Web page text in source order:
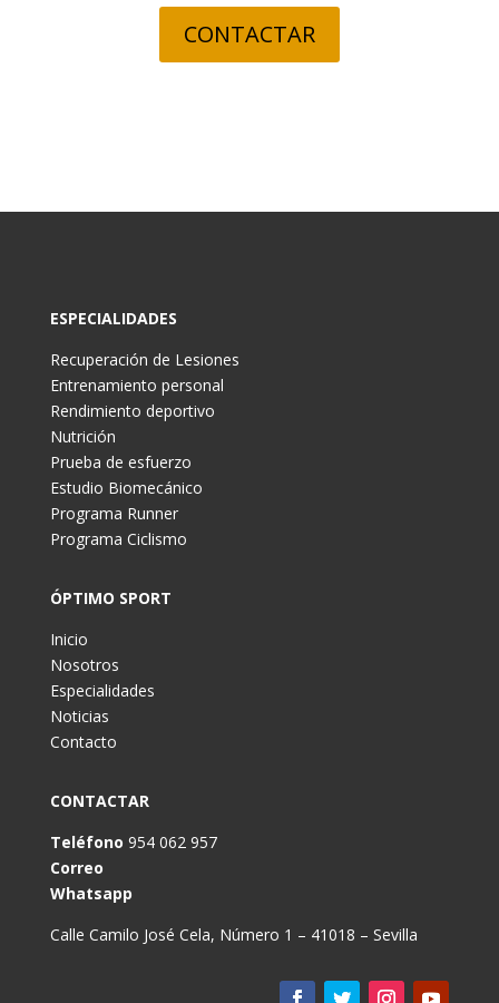
CONTACTAR
ESPECIALIDADES
Recuperación de Lesiones
Entrenamiento personal
Rendimiento deportivo
Nutrición
Prueba de esfuerzo
Estudio Biomecánico
Programa Runner
Programa Ciclismo
ÓPTIMO SPORT
Inicio
Nosotros
Especialidades
Noticias
Contacto
CONTACTAR
Teléfono 954 062 957
Correo
Whatsapp
Calle Camilo José Cela, Número 1 – 41018 – Sevilla